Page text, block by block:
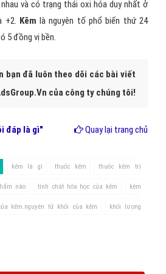
và có trạng thái oxi hóa duy nhất ở
+2. Kẽm là nguyên tố phổ biến thứ 24
5 đồng vị bền.
bạn đã luôn theo dõi các bài viết
của công ty chúng tôi!
đáp là gì" Quay lại trang chủ
kẽm là gì thuốc kẽm thuốc kẽm trị
nào tính chất hóa học của kẽm kẽm
kẽm.nguyên tử khối của kẽm khối lượng